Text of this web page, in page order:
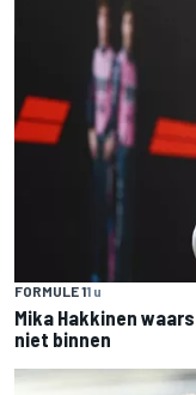
FORMULE 11 u
Mika Hakkinen
niet binnen